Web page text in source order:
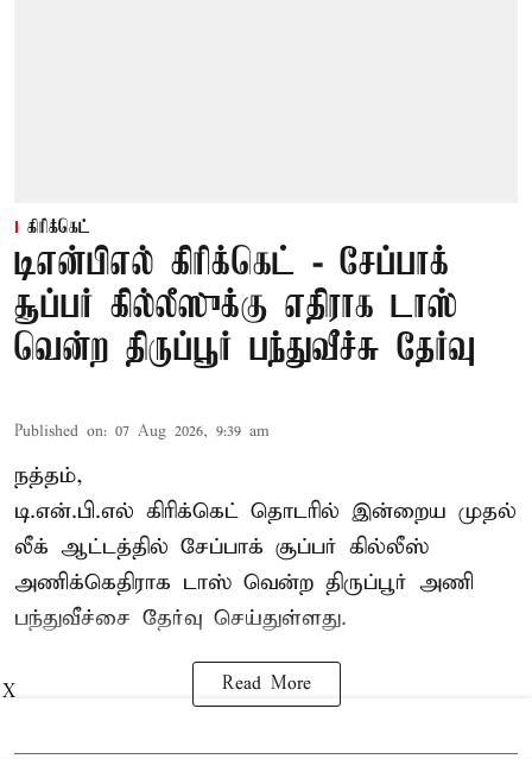
கிரிக்கெட்
டிஎன்பிஎல் கிரிக்கெட் - சேப்பாக்
சூப்பர் கில்லீஸுக்கு எதிராக டாஸ்
வென்ற திருப்பூர் பந்துவீச்சு தேர்வு
Published on: 07 Aug 2026, 9:39 am
நத்தம்,
டி.என்.பி.எல் கிரிக்கெட் தொடரில் இன்றைய முதல்
லீக் ஆட்டத்தில் சேப்பாக் சூப்பர் கில்லீஸ்
அணிக்கெதிராக டாஸ் வென்ற திருப்பூர் அணி
பந்துவீச்சை தேர்வு செய்துள்ளது.
Read More
X